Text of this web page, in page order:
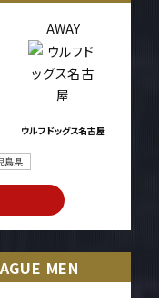
AWAY
ウルフドッグス名古屋
島県
MEN